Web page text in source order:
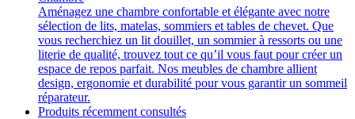
Aménagez une chambre confortable et élégante avec notre
sélection de lits, matelas, sommiers et tables de chevet. Que
vous recherchiez un lit douillet, un sommier à ressorts ou une
literie de qualité, trouvez tout ce qu’il vous faut pour créer un
espace de repos parfait. Nos meubles de chambre allient
design, ergonomie et durabilité pour vous garantir un sommeil
réparateur.
Produits récemment consultés